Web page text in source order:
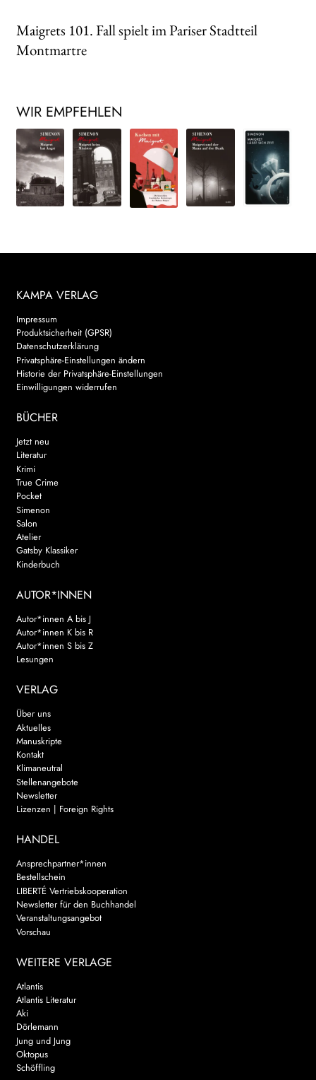
Maigrets 101. Fall spielt im Pariser Stadtteil
Montmartre
WIR EMPFEHLEN
KAMPA VERLAG
Impressum
Produktsicherheit (GPSR)
Datenschutzerklärung
Privatsphäre-Einstellungen ändern
Historie der Privatsphäre-Einstellungen
Einwilligungen widerrufen
BÜCHER
Jetzt neu
Literatur
Krimi
True Crime
Pocket
Simenon
Salon
Atelier
Gatsby Klassiker
Kinderbuch
AUTOR*INNEN
Autor*innen A bis J
Autor*innen K bis R
Autor*innen S bis Z
Lesungen
VERLAG
Über uns
Aktuelles
Manuskripte
Kontakt
Klimaneutral
Stellenangebote
Newsletter
Lizenzen | Foreign Rights
HANDEL
Ansprechpartner*innen
Bestellschein
LIBERTÉ Vertriebskooperation
Newsletter für den Buchhandel
Veranstaltungsangebot
Vorschau
WEITERE VERLAGE
Atlantis
Atlantis Literatur
Aki
Dörlemann
Jung und Jung
Oktopus
Schöffling